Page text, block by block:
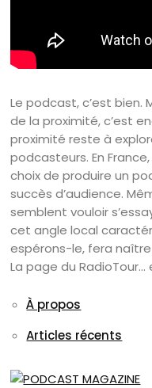
Le podcast, c’est bien.
de la proximité, c’est
proximité reste à
podcasteurs. En
choix de produire un
succès d’audience.
semblent vouloir
cet angle local
espérons-le, fera
La page du
À propos
Articles récents